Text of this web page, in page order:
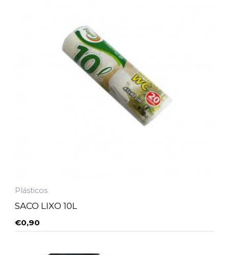
Plásticos
SACO LIXO 10L
€0,90